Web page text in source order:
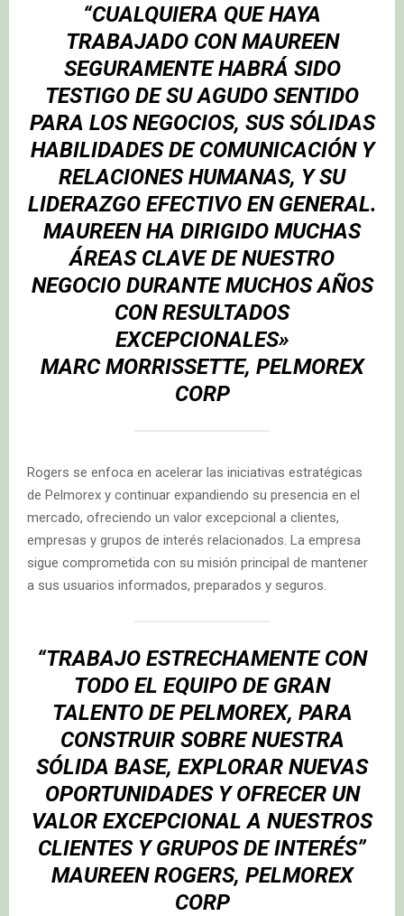
“CUALQUIERA QUE HAYA
TRABAJADO CON MAUREEN
SEGURAMENTE HABRÁ SIDO
TESTIGO DE SU AGUDO SENTIDO
PARA LOS NEGOCIOS, SUS SÓLIDAS
HABILIDADES DE COMUNICACIÓN Y
RELACIONES HUMANAS, Y SU
LIDERAZGO EFECTIVO EN GENERAL.
MAUREEN HA DIRIGIDO MUCHAS
ÁREAS CLAVE DE NUESTRO
NEGOCIO DURANTE MUCHOS AÑOS
CON RESULTADOS
EXCEPCIONALES»
MARC MORRISSETTE, PELMOREX
CORP
Rogers se enfoca en acelerar las iniciativas estratégicas
de Pelmorex y continuar expandiendo su presencia en el
mercado, ofreciendo un valor excepcional a clientes,
empresas y grupos de interés relacionados. La empresa
sigue comprometida con su misión principal de mantener
a sus usuarios informados, preparados y seguros.
“TRABAJO ESTRECHAMENTE CON
TODO EL EQUIPO DE GRAN
TALENTO DEPELMOREX, PARA
CONSTRUIR SOBRE NUESTRA
SÓLIDA BASE, EXPLORAR NUEVAS
OPORTUNIDADES Y OFRECER UN
VALOR EXCEPCIONAL A NUESTROS
CLIENTES Y GRUPOS DE INTERÉS”
MAUREEN ROGERS, PELMOREX
CORP